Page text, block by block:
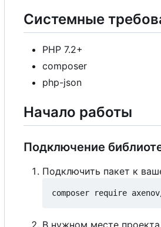
Системные
PHP 7.2+
composer
php-json
Начало работы
Подключение
Подключить пакет к